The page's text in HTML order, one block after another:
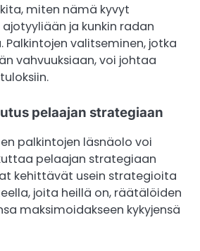
miten nämä kyvyt
ja kunkin radan
valitseminen, jotka
vahvuuksiaan, voi johtaa
pelaajan strategiaan
palkintojen läsnäolo voi
pelaajan strategiaan
kehittävät usein strategioita
joita heillä on, räätälöiden
maksimoidakseen kykyjensä